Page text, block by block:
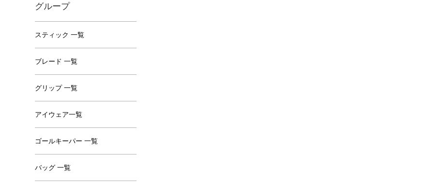
グループ
スティック 一覧
ブレード 一覧
グリップ 一覧
アイウェア一覧
ゴールキーパー 一覧
バッグ 一覧